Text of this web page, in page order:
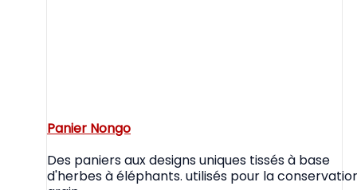
Panier Nongo
Des paniers aux designs uniques tissés à base
d'herbes à éléphants. utilisés pour la